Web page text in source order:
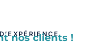
nos clients !